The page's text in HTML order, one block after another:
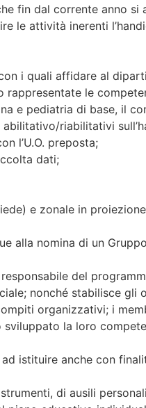
fin dal corrente anno
le attività inerenti
i quali affidare al
le
e pediatria di base, il
riabilitativi
l’U.O. preposta;
dati;
e zonale in
alla nomina di un
del
nonché stabilisce
organizzativi; i
la loro
istituire anche con
di ausili